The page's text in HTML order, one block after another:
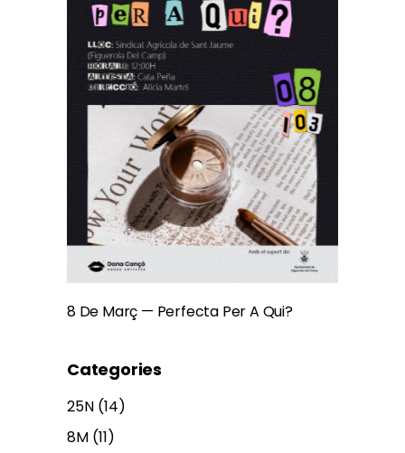
8 De Març — Perfecta Per A Qui?
Categories
25N (14)
8M (11)